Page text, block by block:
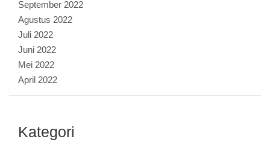
September 2022
Agustus 2022
Juli 2022
Juni 2022
Mei 2022
April 2022
Kategori